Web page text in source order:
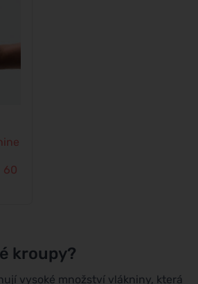
60
kroupy?
vysoké množství vlákniny, která